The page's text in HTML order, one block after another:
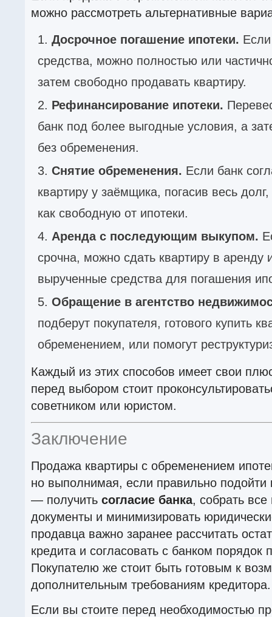
можно рассмотреть альтернативные
Досрочное погашение ипотеки.
средства, можно полностью или
затем свободно продавать квартиру.
Рефинансирование ипотеки.
банк под более выгодные условия, а
без обременения.
Снятие обременения. Если банк
квартиру у заёмщика, погасив весь
как свободную от ипотеки.
Аренда с последующим выкупом.
срочна, можно сдать квартиру в аренду
вырученные средства для погашения
Обращение в агентство
подберут покупателя, готового купить
обременением, или помогут
Каждый из этих способов имеет свои
перед выбором стоит
советником или юристом.
Заключение
Продажа квартиры с обременением
но выполнимая, если правильно подойти
— получить согласие банка, собрать
документы и минимизировать
продавца важно заранее рассчитать
кредита и согласовать с банком порядок
Покупателю же стоит быть готовым к
дополнительным требованиям кредитора.
Если вы стоите перед необходимостью